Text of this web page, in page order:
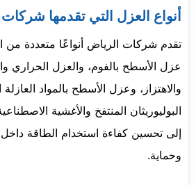
أنواع العزل التي تقدمها
تقدم شركات الرياض أنواعًا متعددة من
عزل الأسطح بالفوم، والعزل الحراري
والاهتزاز، وعزل الأسطح بالمواد
البوليوريثان المنتفخ والأغشية
إلى تحسين كفاءة استخدام الطاقة داخل
وحماية.